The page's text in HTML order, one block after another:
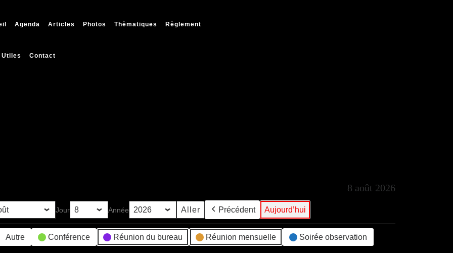
Agenda Articles Photos Thèmatiques Règlement
Utiles Contact
8 août 2026
Jour Année Précédent Aujourd’hui
Autre Conférence Réunion du bureau Réunion mensuelle Soirée observation